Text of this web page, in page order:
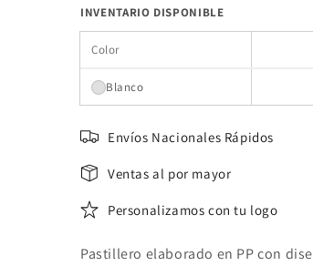
INVENTARIO DISPONIBLE
Color
Blanco
Envíos Nacionales Rápidos
Ventas al por mayor
Personalizamos con tu logo
Pastillero elaborado en PP con